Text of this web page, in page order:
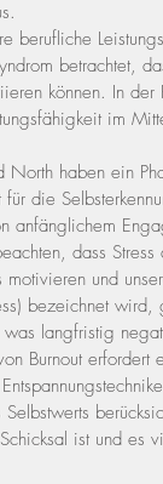
berufliche
betrachtet,
können. In der
im
North haben ein
für die
anfänglichem
dass
motivieren und
bezeichnet
langfristig
Burnout erfordert
ist und es